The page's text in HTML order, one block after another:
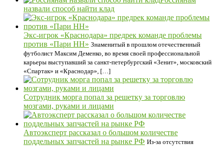
назвали способ найти клад
Экс-игрок «Краснодара» предрек команде проблемы
против «Пари НН» Знаменитый в прошлом отечественный
футболист Максим Деменко, во время своей профессиональной
карьеры выступавший за санкт-петербургский «Зенит», московский
«Спартак» и «Краснодар», […]
Сотрудник морга попал за решетку за торговлю
мозгами, руками и лицами
Автоэксперт рассказал о большом количестве
поддельных запчастей на рынке РФ Из-за отсутствия